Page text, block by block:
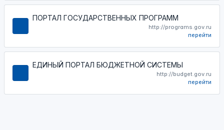
ПОРТАЛ ГОСУДАРСТВЕННЫХ ПРОГРАММ
http://programs.gov.ru
перейти
ЕДИНЫЙ ПОРТАЛ БЮДЖЕТНОЙ СИСТЕМЫ
http://budget.gov.ru
перейти